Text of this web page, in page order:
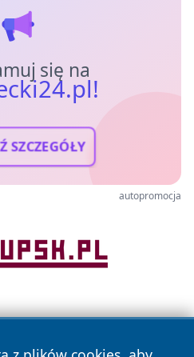
się na
SZCZEGÓŁY
autopromocja